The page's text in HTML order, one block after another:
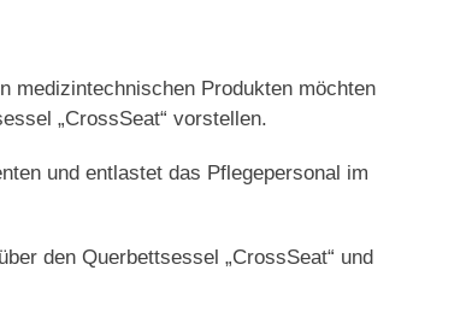
medizintechnischen Produkten möchten
„CrossSeat“ vorstellen.
und entlastet das Pflegepersonal im
den Querbettsessel „CrossSeat“ und